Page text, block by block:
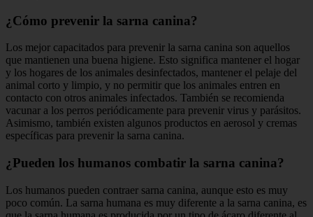
¿Cómo prevenir la sarna canina?
Los mejor capacitados para prevenir la sarna canina son aquellos
que mantienen una buena higiene. Esto significa mantener el hogar
y los hogares de los animales desinfectados, mantener el pelaje del
animal corto y limpio, y no permitir que los animales entren en
contacto con otros animales infectados. También se recomienda
vacunar a los perros periódicamente para prevenir virus y parásitos.
Asimismo, también existen algunos productos en aerosol y cremas
específicas para prevenir la sarna canina.
¿Pueden los humanos combatir la sarna canina?
Los humanos pueden contraer sarna canina, aunque esto es muy
poco común. La sarna humana es muy diferente a la sarna canina, es